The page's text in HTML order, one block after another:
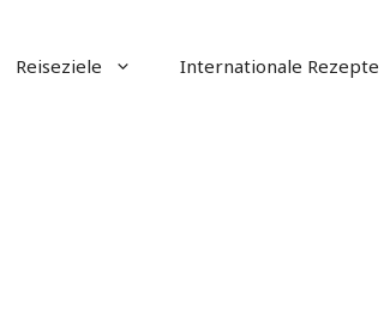
Reiseziele Internationale Rezepte